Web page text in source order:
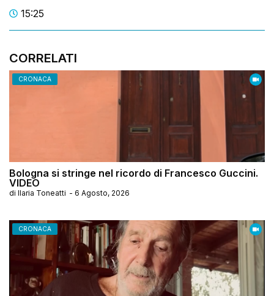
15:25
CORRELATI
CRONACA
Bologna si stringe nel ricordo di Francesco Guccini.
VIDEO
di Ilaria Toneatti - 6 Agosto, 2026
CRONACA